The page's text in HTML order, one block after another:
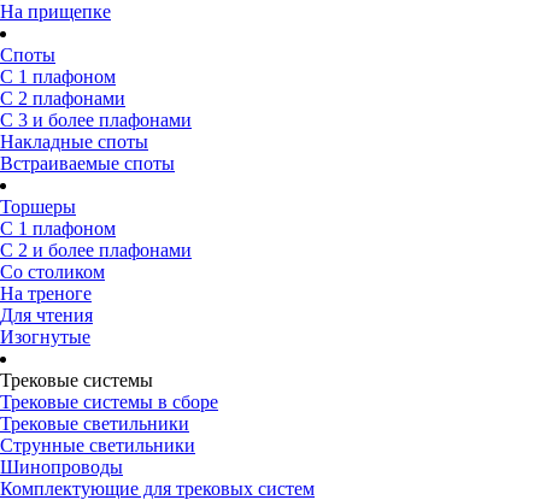
На прищепке
Споты
С 1 плафоном
С 2 плафонами
С 3 и более плафонами
Накладные споты
Встраиваемые споты
Торшеры
С 1 плафоном
С 2 и более плафонами
Со столиком
На треноге
Для чтения
Изогнутые
Трековые системы
Трековые системы в сборе
Трековые светильники
Струнные светильники
Шинопроводы
Комплектующие для трековых систем